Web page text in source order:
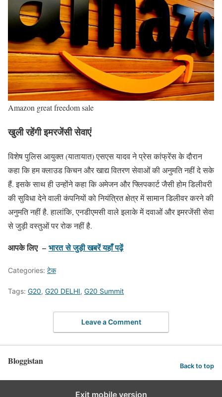
Amazon great freedom sale
खुली रहेंगी इमरजेंसी सेवाएं
विशेष पुलिस आयुक्त (यातायात) एसएस यादव ने प्रेस कांफ्रेंस के दौरान
कहा कि हम क्लाउड किचन और खाद्य वितरण सेवाओं की अनुमति नहीं दे सके
हैं. इसके साथ ही उन्होंने कहा कि अमेजन और फ्लिपकार्ट जैसी होम डिलीवरी
की सुविधा देने वाली कंपनियों को नियंत्रित क्षेत्र में सामान डिलीवर करने की
अनुमति नहीं है. हालांकि, एनडीएमसी वाले इलाके में दवाओं और इमरजेंसी सेवा
से जुड़ी वस्तुओं पर रोक नहीं है.
आपके लिए – भारत से जुड़ी खबरें यहाँ पढ़ें
Categories: टेक
Tags: G20, G20 DELHI, G20 Summit
Leave a Comment
Bloggistan Back to top
Exit mobile version